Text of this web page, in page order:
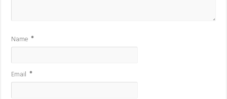
Name*
Email*